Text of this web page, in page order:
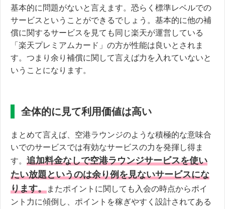
基本的に問題がないと言えます。恐らく標準レベルでの
サービスということができるでしょう。基本的に他の補
償に関するサービスを見ても同じ楽天が運営している
「楽天プレミアムカード」の方が性能は良いとされま
す。つまり余り補償に関して言えば力を入れていないと
いうことになります。
全体的に見て利用価値は高い
まとめて言えば、空港ラウンジのような積極的な意味合
いでのサービスでは有効なサービスの力を発揮し得ま
す。 追加料金なしで空港ラウンジサービスを使い
たい放題というのは余り例を見ないサービスにな
ります。またポイントに関しても入会の時点からポイ
ント力に傾倒し、ポイントを稼ぎやすく設計されてある